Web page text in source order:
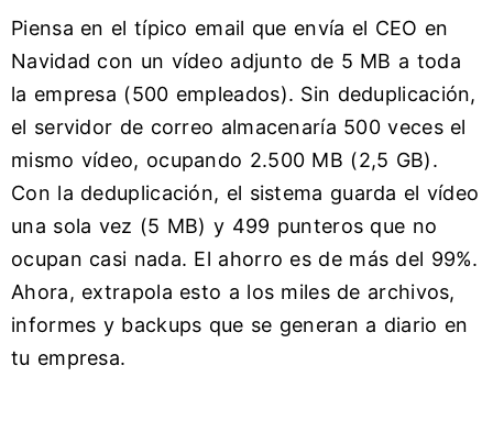
Piensa en el típico email que envía el CEO en
Navidad con un vídeo adjunto de 5 MB a toda
la empresa (500 empleados). Sin deduplicación,
el servidor de correo almacenaría 500 veces el
mismo vídeo, ocupando 2.500 MB (2,5 GB).
Con la deduplicación, el sistema guarda el vídeo
una sola vez (5 MB) y 499 punteros que no
ocupan casi nada. El ahorro es de más del 99%.
Ahora, extrapola esto a los miles de archivos,
informes y backups que se generan a diario en
tu empresa.